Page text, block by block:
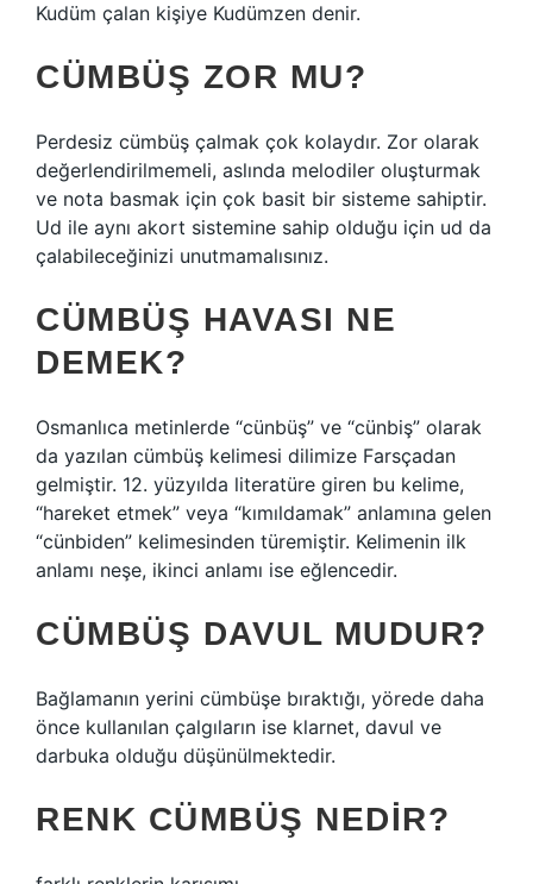
Kudüm çalan kişiye Kudümzen denir.
CÜMBÜŞ ZOR MU?
Perdesiz cümbüş çalmak çok kolaydır. Zor olarak
değerlendirilmemeli, aslında melodiler oluşturmak
ve nota basmak için çok basit bir sisteme sahiptir.
Ud ile aynı akort sistemine sahip olduğu için ud da
çalabileceğinizi unutmamalısınız.
CÜMBÜŞ HAVASI NE
DEMEK?
Osmanlıca metinlerde “cünbüş” ve “cünbiş” olarak
da yazılan cümbüş kelimesi dilimize Farsçadan
gelmiştir. 12. yüzyılda literatüre giren bu kelime,
“hareket etmek” veya “kımıldamak” anlamına gelen
“cünbiden” kelimesinden türemiştir. Kelimenin ilk
anlamı neşe, ikinci anlamı ise eğlencedir.
CÜMBÜŞ DAVUL MUDUR?
Bağlamanın yerini cümbüşe bıraktığı, yörede daha
önce kullanılan çalgıların ise klarnet, davul ve
darbuka olduğu düşünülmektedir.
RENK CÜMBÜŞ NEDIR?